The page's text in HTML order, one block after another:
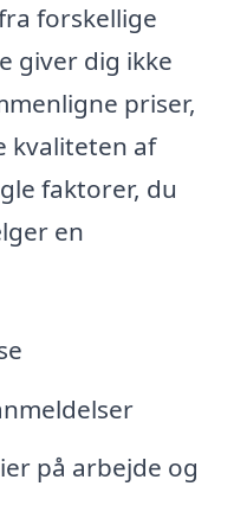
forskellige
giver dig ikke
priser,
kvaliteten af
faktorer, du
en
på arbejde og